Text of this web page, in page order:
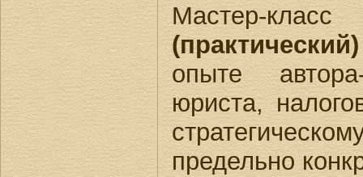
Мастер-
(практический)
опыте
юриста,
предельно